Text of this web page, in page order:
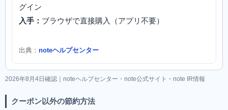
グイン
入手： ブラウザで直接購入（アプリ不要）
出典： noteヘルプセンター
2026年8月4日確認｜noteヘルプセンター・note公式サイト・note IR情報
クーポン以外の節約方法